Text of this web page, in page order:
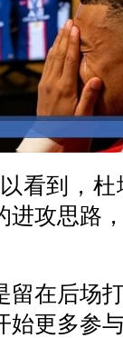
看到，
进攻思路
留在后场
始更多参